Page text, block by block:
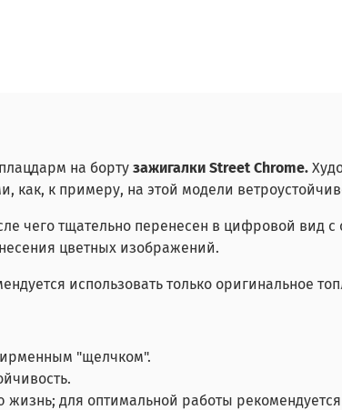
на борту зажигалки Street Chrome.
к примеру, на этой модели
чего тщательно перенесен в цифровой вид
цветных изображений.
использовать только оригинальное
"щелчком".
для оптимальной работы